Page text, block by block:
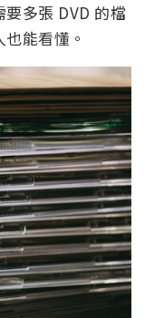
多張 DVD 的檔
能看懂。